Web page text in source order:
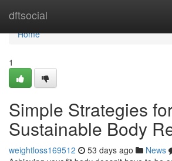
dftsocial
Home
Home
1
Simple Strategies
Sustainable Body
weightloss169512 53 days ago News